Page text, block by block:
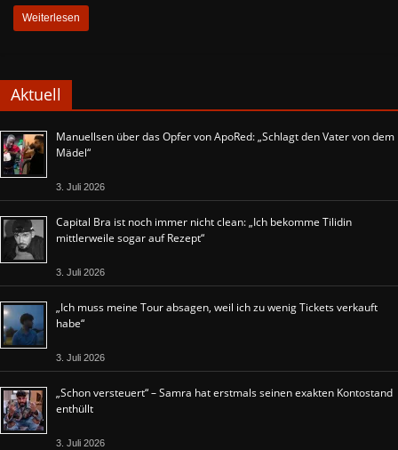
Weiterlesen
Aktuell
Manuellsen über das Opfer von ApoRed: „Schlagt den Vater von dem
Mädel“
3. Juli 2026
Capital Bra ist noch immer nicht clean: „Ich bekomme Tilidin
mittlerweile sogar auf Rezept“
3. Juli 2026
„Ich muss meine Tour absagen, weil ich zu wenig Tickets verkauft
habe“
3. Juli 2026
„Schon versteuert“ – Samra hat erstmals seinen exakten Kontostand
enthüllt
3. Juli 2026